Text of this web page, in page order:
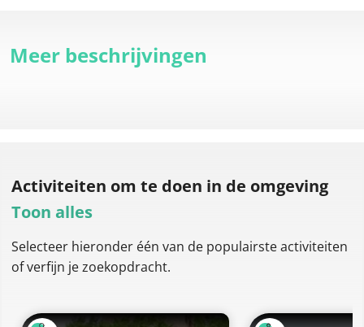
Meer beschrijvingen
Activiteiten om te doen in de omgeving
Toon alles
Selecteer hieronder één van de populairste activiteiten
of verfijn je zoekopdracht.